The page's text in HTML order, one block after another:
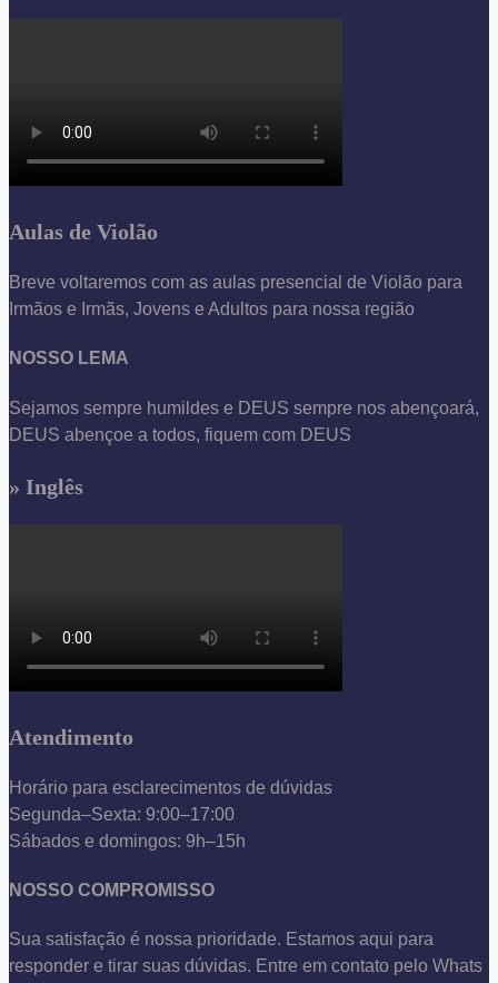
Aulas de Violão
Breve voltaremos com as aulas presencial de Violão para
Irmãos e Irmãs, Jovens e Adultos para nossa região
NOSSO LEMA
Sejamos sempre humildes e DEUS sempre nos abençoará,
DEUS abençoe a todos, fiquem com DEUS
» Inglês
Atendimento
Horário para esclarecimentos de dúvidas
Segunda–Sexta: 9:00–17:00
Sábados e domingos: 9h–15h
NOSSO COMPROMISSO
Sua satisfação é nossa prioridade. Estamos aqui para
responder e tirar suas dúvidas. Entre em contato pelo Whats